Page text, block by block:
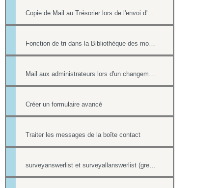
Copie de Mail au Trésorier lors de l'envoi d'un reçu
Fonction de tri dans la Bibliothèque des modèles
Mail aux administrateurs lors d'un changement de réponse existante
Créer un formulaire avancé
Traiter les messages de la boîte contact
surveyanswerlist et surveyallanswerlist (greffons)